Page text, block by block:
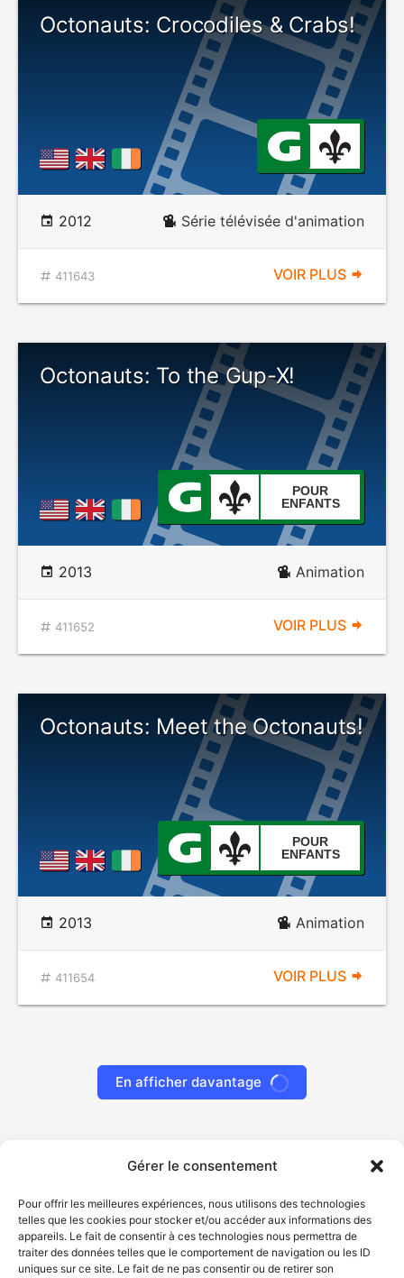
Gérer le consentement
Pour offrir les meilleures expériences, nous utilisons des technologies
telles que les cookies pour stocker et/ou accéder aux informations des
appareils. Le fait de consentir à ces technologies nous permettra de
traiter des données telles que le comportement de navigation ou les ID
uniques sur ce site. Le fait de ne pas consentir ou de retirer son
Octonauts: Crocodiles & Crabs!
2012 Série télévisée d'animation
411643 VOIR PLUS
Octonauts: To the Gup-X!
POUR
ENFANTS
2013 Animation
411652 VOIR PLUS
Octonauts: Meet the Octonauts!
POUR
ENFANTS
2013 Animation
411654 VOIR PLUS
En afficher davantage
© Gouvernement du Québec, 2026